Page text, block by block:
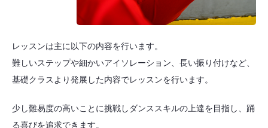
レッスンは主に以下の内容を行います。
難しいステップや細かいアイソレーション、長い振り付けなど、
基礎クラスより発展した内容でレッスンを行います。
少し難易度の高いことに挑戦しダンススキルの上達を目指し、踊
る喜びを追求できます。